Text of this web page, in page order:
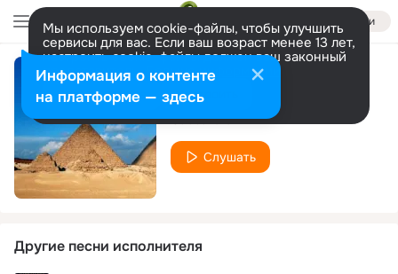
Войти
Мы используем cookie-файлы, чтобы улучшить
сервисы для вас. Если ваш возраст менее 13 лет,
настроить cookie-файлы должен ваш законный
представитель. Больше информации
Разрешить все Настроить
Faith Is Rising
Cabballero
Слушать
Другие песни исполнителя
Информация о контенте
на платформе — здесь